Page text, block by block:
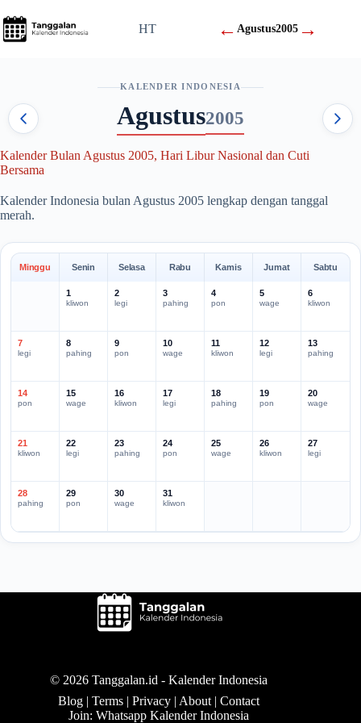
to
content
HT ←Agustus2005 →
KALENDER INDONESIA
Agustus2005
Kalender Bulan Agustus 2005, Hari Libur Nasional dan Cuti
Bersama
Kalender Indonesia bulan Agustus 2005 lengkap dengan tanggal
merah.
Minggu Senin Selasa Rabu Kamis Jumat Sabtu
1
kliwon
2
legi
3
pahing
4
pon
5
wage
6
kliwon
7
legi
8
pahing
9
pon
10
wage
11
kliwon
12
legi
13
pahing
14
pon
15
wage
16
kliwon
17
legi
18
pahing
19
pon
20
wage
21
kliwon
22
legi
23
pahing
24
pon
25
wage
26
kliwon
27
legi
28
pahing
29
pon
30
wage
31
kliwon
© 2026 Tanggalan.id -Kalender Indonesia
Blog |Terms |Privacy | About |Contact
Join: Whatsapp Kalender Indonesia